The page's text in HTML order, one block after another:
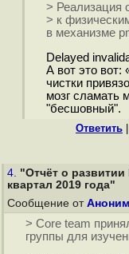
> Реализация
> к
в механизме
Delayed
А вот это вот:
чистки
мозг сламать
"бесшовный".
Ответить
4. "Отчёт о развитии
квартал 2019 года"
Сообщение от Аноним
> Core team
группы для